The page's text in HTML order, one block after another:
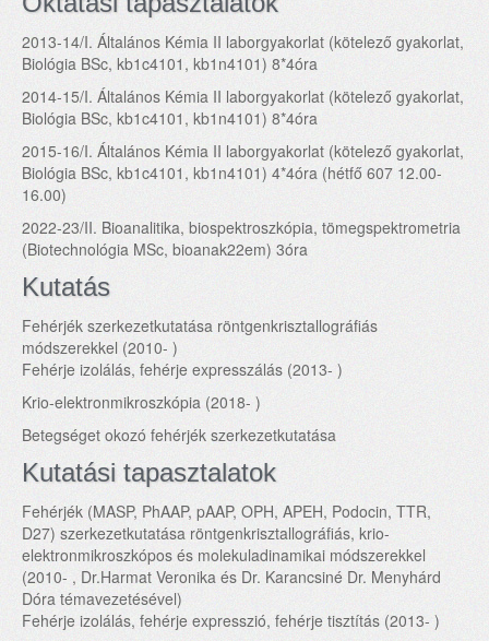
2013-14/I. Általános Kémia II laborgyakorlat (kötelező gyakorlat,
Biológia BSc, kb1c4101, kb1n4101) 8*4óra
2014-15/I. Általános Kémia II laborgyakorlat (kötelező gyakorlat,
Biológia BSc, kb1c4101, kb1n4101) 8*4óra
2015-16/I. Általános Kémia II laborgyakorlat (kötelező gyakorlat,
Biológia BSc, kb1c4101, kb1n4101) 4*4óra (hétfő 607 12.00-
16.00)
2022-23/II. Bioanalitika, biospektroszkópia, tömegspektrometria
(Biotechnológia MSc, bioanak22em) 3óra
Kutatás
Fehérjék szerkezetkutatása röntgenkrisztallográfiás
módszerekkel (2010- )
Fehérje izolálás, fehérje expresszálás (2013- )
Krio-elektronmikroszkópia (2018- )
Betegséget okozó fehérjék szerkezetkutatása
Kutatási tapasztalatok
Fehérjék (MASP, PhAAP, pAAP, OPH, APEH, Podocin, TTR,
D27) szerkezetkutatása röntgenkrisztallográfiás, krio-
elektronmikroszkópos és molekuladinamikai módszerekkel
(2010- , Dr.Harmat Veronika és Dr. Karancsiné Dr. Menyhárd
Dóra témavezetésével)
Fehérje izolálás, fehérje expresszió, fehérje tisztítás (2013- )